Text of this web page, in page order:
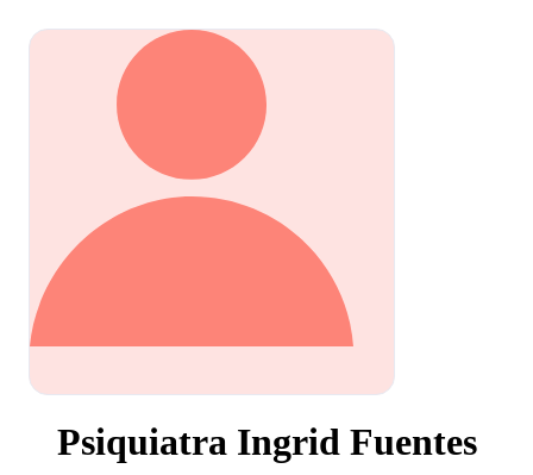
Psiquiatra Ingrid Fuentes